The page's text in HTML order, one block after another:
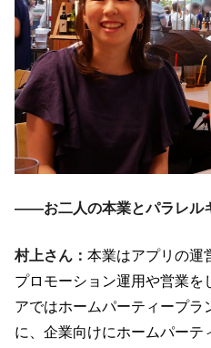
――お二人の本業とパラレル
村上さん： 本業はアプリの運
プロモーション運用や営業を
アではホームパーティープラ
に、企業向けにホームパー